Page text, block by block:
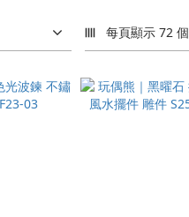
每頁顯示 72 個